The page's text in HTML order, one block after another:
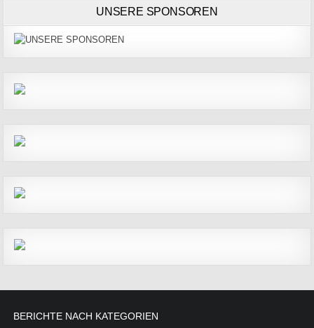
UNSERE SPONSOREN
BERICHTE NACH KATEGORIEN